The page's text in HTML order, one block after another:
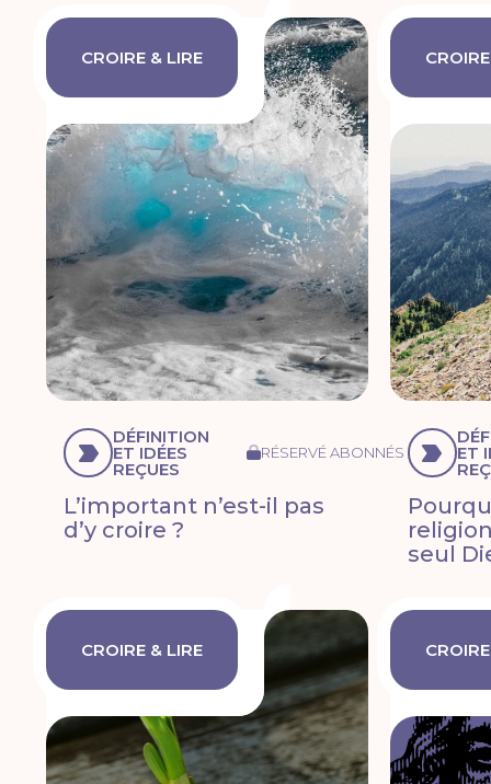
CROIRE & LIRE
DÉFINITION
ET IDÉES
REÇUES
RÉSERVÉ ABONNÉS
L’important n’est-il pas
d’y croire ?
ET
seul
CROIRE & LIRE